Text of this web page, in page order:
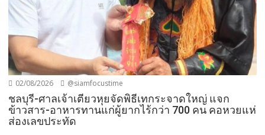
02/08/2026 @siamfocustime
ชลบุรี-ศาลเจ้าเตียวหุยจัดพิธีเทกระจาดใหญ่ แจก
ข้าวสาร-อาหารทานแก่ผู้ยากไร้กว่า 700 คน คอหวยแห่
ส่องเลขประทัด